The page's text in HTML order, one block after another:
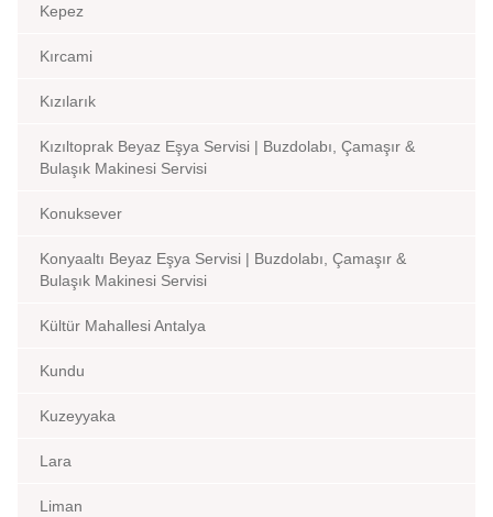
Kepez
Kırcami
Kızılarık
Kızıltoprak Beyaz Eşya Servisi | Buzdolabı, Çamaşır &
Bulaşık Makinesi Servisi
Konuksever
Konyaaltı Beyaz Eşya Servisi | Buzdolabı, Çamaşır &
Bulaşık Makinesi Servisi
Kültür Mahallesi Antalya
Kundu
Kuzeyyaka
Lara
Liman